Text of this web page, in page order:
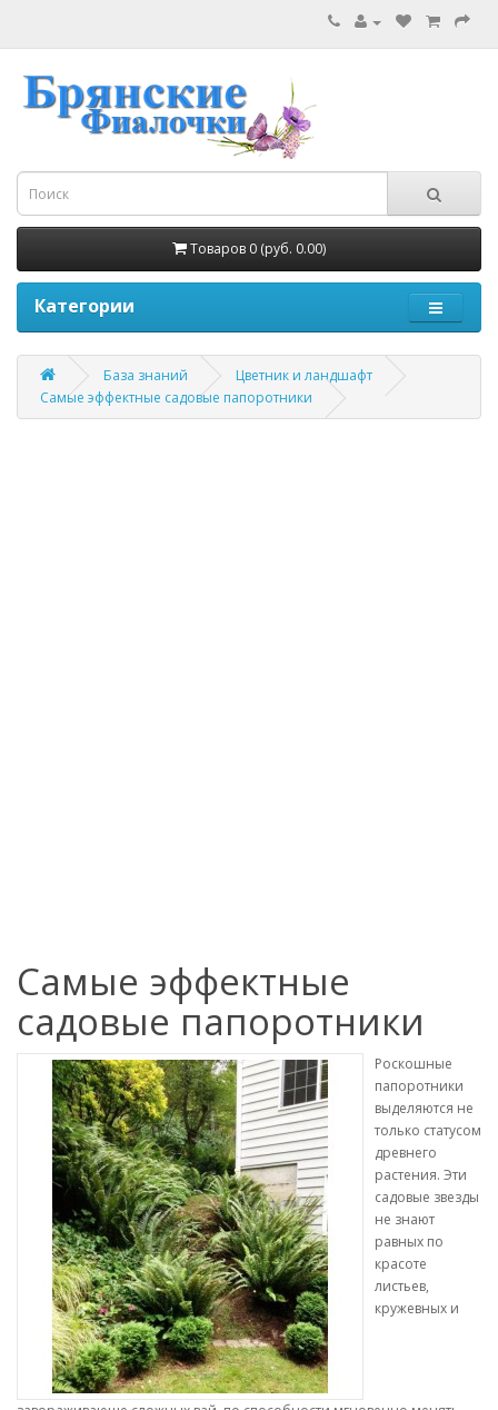
Товаров 0 (руб. 0.00)
Категории
База знаний
Цветник и ландшафт
Самые эффектные садовые папоротники
Самые эффектные
садовые папоротники
Роскошные
папоротники
выделяются не
только статусом
древнего
растения. Эти
садовые звезды
не знают
равных по
красоте
листьев,
кружевных и